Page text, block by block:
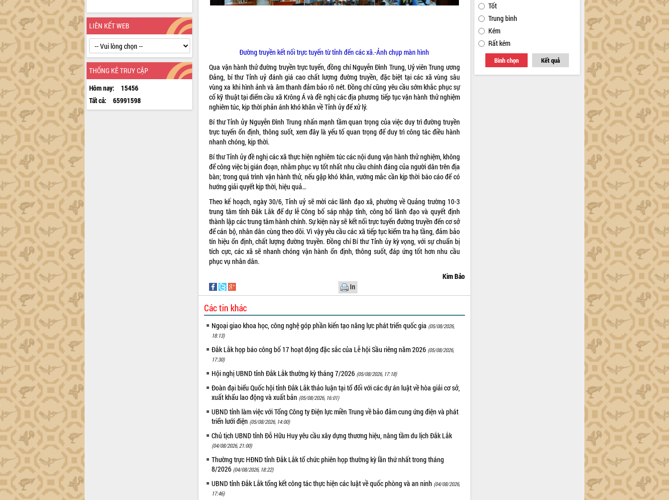
LIÊN KẾT WEB
THỐNG KÊ TRUY CẬP
Hôm nay:
15456
Tất cả:
65991598
Đường truyền kết nối trực tuyến từ tỉnh đến các xã.-Ảnh chụp màn hình
Qua vận hành thử đường truyền trực tuyến, đồng chí Nguyễn Đình Trung, Uỷ viên Trung ương
Đảng, bí thư Tỉnh uỷ đánh giá cao chất lượng đường truyền, đặc biệt tại các xã vùng sâu
vùng xa khi hình ảnh và âm thanh đảm bảo rõ nét. Đồng chí cũng yêu cầu sớm khắc phục sự
cố kỹ thuật tại điểm cầu xã Krông Á và đề nghị các địa phương tiếp tục vận hành thử nghiệm
nghiêm túc, kịp thời phản ánh khó khăn về Tỉnh ủy để xử lý.
Bí thư Tỉnh ủy Nguyễn Đình Trung nhấn mạnh tầm quan trọng của việc duy trì đường truyền
trực tuyến ổn định, thông suốt, xem đây là yếu tố quan trọng để duy trì công tác điều hành
nhanh chóng, kịp thời.
Bí thư Tỉnh ủy đề nghị các xã thực hiện nghiêm túc các nội dung vận hành thử nghiệm, không
để công việc bị gián đoạn, nhằm phục vụ tốt nhất nhu cầu chính đáng của người dân trên địa
bàn; trong quá trình vận hành thử, nếu gặp khó khăn, vướng mắc cần kịp thời báo cáo để có
hướng giải quyết kịp thời, hiệu quả…
Theo kế hoạch, ngày 30/6, Tỉnh uỷ sẽ mời các lãnh đạo xã, phường về Quảng trường 10-3
trung tâm tỉnh Đắk Lắk để dự lễ Công bố sáp nhập tỉnh, công bố lãnh đạo và quyết định
thành lập các trung tâm hành chính. Sự kiện này sẽ kết nối trực tuyến đường truyền đến cơ sở
để cán bộ, nhân dân cùng theo dõi. Vì vậy yêu cầu các xã tiếp tục kiểm tra hạ tầng, đảm bảo
tín hiệu ổn định, chất lượng đường truyền. Đồng chí Bí thư Tỉnh ủy kỳ vọng, với sự chuẩn bị
tích cực, các xã sẽ nhanh chóng vận hành ổn định, thông suốt, đáp ứng tốt hơn nhu cầu
phục vụ nhân dân.
Kim Bảo
In
Các tin khác
Ngoại giao khoa học, công nghệ góp phần kiến tạo năng lực phát triển quốc gia (05/08/2026,
18:13)
Đắk Lắk họp báo công bố 17 hoạt động đặc sắc của Lễ hội Sầu riêng năm 2026 (05/08/2026,
17:30)
Hội nghị UBND tỉnh Đắk Lắk thường kỳ tháng 7/2026 (05/08/2026, 17:18)
Đoàn đại biểu Quốc hội tỉnh Đắk Lắk thảo luận tại tổ đối với các dự án luật về hòa giải cơ sở,
xuất khẩu lao động và xuất bản (05/08/2026, 16:01)
UBND tỉnh làm việc với Tổng Công ty Điện lực miền Trung về bảo đảm cung ứng điện và phát
triển lưới điện (05/08/2026, 14:00)
Chủ tịch UBND tỉnh Đỗ Hữu Huy yêu cầu xây dựng thương hiệu, nâng tầm du lịch Đắk Lắk
(04/08/2026, 21:00)
Thường trực HĐND tỉnh Đắk Lắk tổ chức phiên họp thường kỳ lần thứ nhất trong tháng
8/2026 (04/08/2026, 18:22)
UBND tỉnh Đắk Lắk tổng kết công tác thực hiện các luật về quốc phòng và an ninh (04/08/2026,
17:46)
Tốt
Trung bình
Kém
Rất kém
Bình chọn Kết quả